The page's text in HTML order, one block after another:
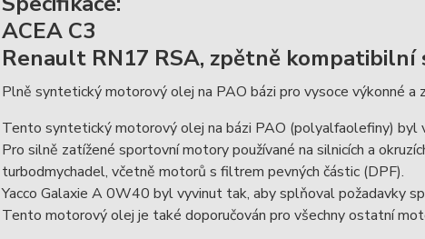
ACEA C3
Renault RN17 RSA, zpětně kompatibilní
Plně syntetický motorový olej na PAO bázi pro vysoce výkonné a
Tento syntetický motorový olej na bázi PAO (polyalfaolefiny) byl
Pro silně zatížené sportovní motory používané na silnicích a
turbodmychadel, včetně motorů s filtrem pevných částic (DPF).
Yacco Galaxie A 0W40 byl vyvinut tak, aby splňoval požadavky
Tento motorový olej je také doporučován pro všechny ostatní